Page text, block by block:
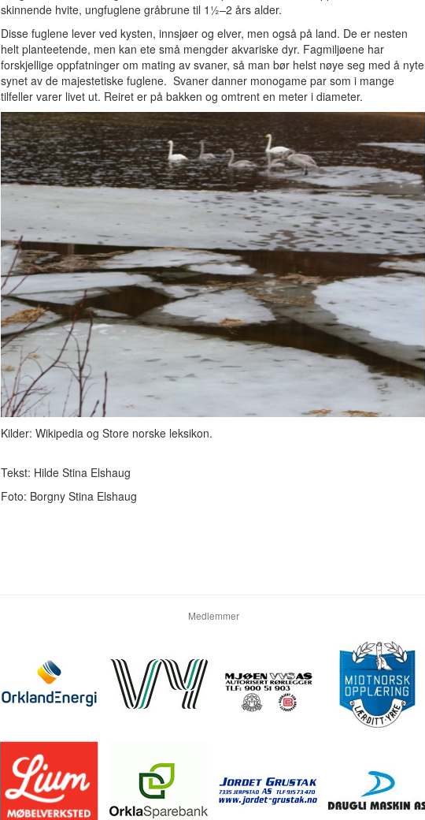
skinnende hvite, ungfuglene gråbrune til 1½–2 års alder.
Disse fuglene lever ved kysten, innsjøer og elver, men også på land. De er nesten
helt planteetende, men kan ete små mengder akvariske dyr. Fagmiljøene har
forskjellige oppfatninger om mating av svaner, så man bør helst nøye seg med å nyte
synet av de majestetiske fuglene. Svaner danner monogame par som i mange
tilfeller varer livet ut. Reiret er på bakken og omtrent en meter i diameter.
Kilder: Wikipedia og Store norske leksikon.
Tekst: Hilde Stina Elshaug
Foto: Borgny Stina Elshaug
Medlemmer